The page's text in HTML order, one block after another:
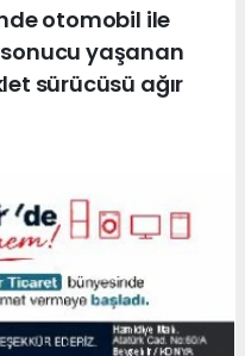
otomobil ile
yaşanan
sürücüsü ağır